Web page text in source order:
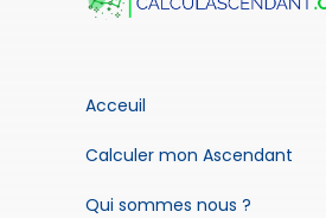
Acceuil
Calculer mon Ascendant
Qui sommes nous ?